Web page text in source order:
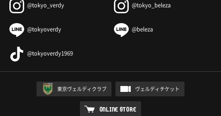
@tokyo_verdy @tokyo_beleza
@tokyoverdy @beleza
@tokyoverdy1969
東京ヴェルディクラブ ヴェルディチケット
ONLINE STORE